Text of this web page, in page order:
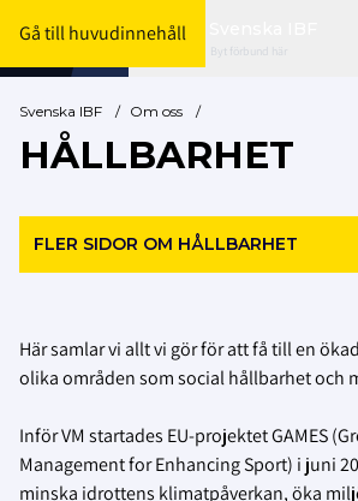
Gå till huvudinnehåll
Byt förbund här
Svenska IBF / Om oss /
HÅLLBARHET
FLER SIDOR OM HÅLLBARHET
Här samlar vi allt vi gör för att få till en
olika områden som social hållbarhet och
Inför VM startades EU-projektet GAMES
Management for Enhancing Sport) i juni
minska idrottens klimatpåverkan, öka